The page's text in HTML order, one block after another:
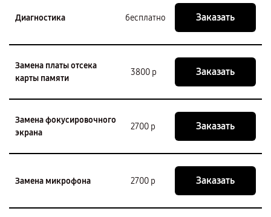
Диагностика бесплатно Заказать
Замена платы отсека
карты памяти
3800 р Заказать
Замена фокусировочного
экрана
2700 р Заказать
Замена микрофона 2700 р Заказать